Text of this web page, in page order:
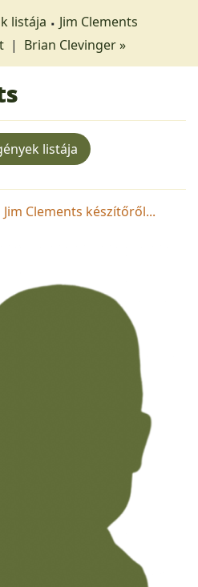
listája
Jim Clements
| Brian Clevinger »
listája
Clements készítőről...